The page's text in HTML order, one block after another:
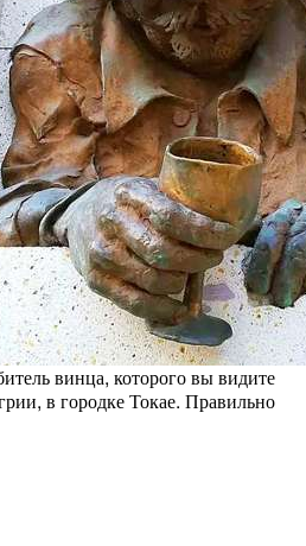
винца, которого вы видите
в городке Токае. Правильно